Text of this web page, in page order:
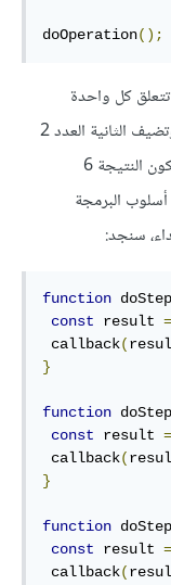
doOperation();
كل واحدة
بسابقتها. إذ تضيف الخطوة الأولى 1 إلى الدخل وتضيف الثانية العدد 2
والثالثة تُضيف العدد 3. فلو كان الدخل هو 0 ستكون النتيجة 6
أسلوب البرمجة
سنجد:
function
const result =
callback(
}
function
const result =
callback(
}
function
const result =
callback(